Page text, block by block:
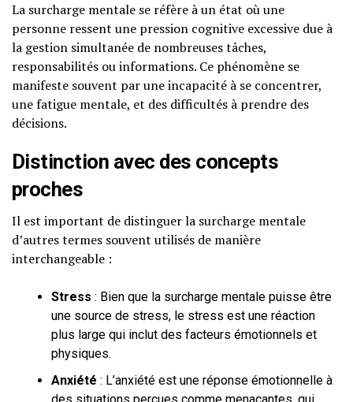
La surcharge mentale se réfère à un état où une
personne ressent une pression cognitive excessive due à
la gestion simultanée de nombreuses tâches,
responsabilités ou informations. Ce phénomène se
manifeste souvent par une incapacité à se concentrer,
une fatigue mentale, et des difficultés à prendre des
décisions.
Distinction avec des concepts
proches
Il est important de distinguer la surcharge mentale
d’autres termes souvent utilisés de manière
interchangeable :
Stress : Bien que la surcharge mentale puisse être
une source de stress, le stress est une réaction
plus large qui inclut des facteurs émotionnels et
physiques.
Anxiété : L’anxiété est une réponse émotionnelle à